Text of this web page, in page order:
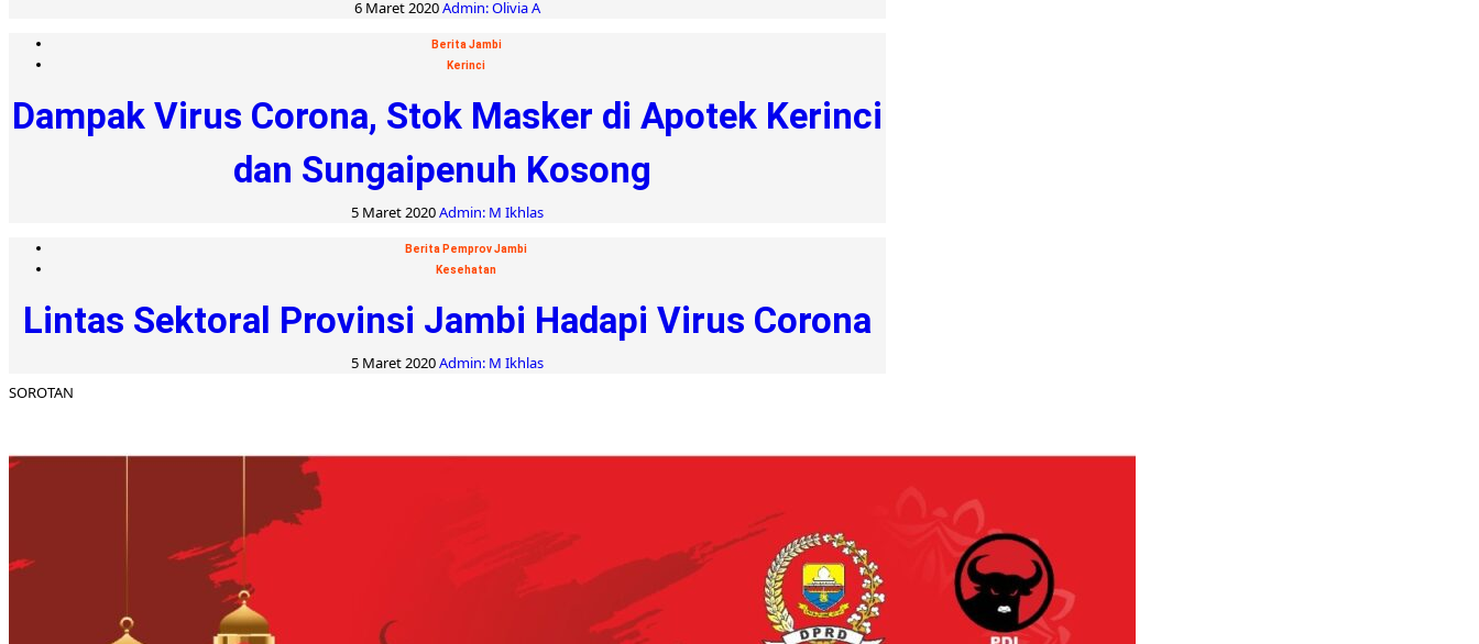
6 Maret 2020Admin: Olivia A
Berita Jambi
Kerinci
Dampak Virus Corona, Stok Masker di Apotek Kerinci
dan Sungaipenuh Kosong
5 Maret 2020Admin: M Ikhlas
Berita Pemprov Jambi
Kesehatan
Lintas Sektoral Provinsi Jambi Hadapi Virus Corona
5 Maret 2020Admin: M Ikhlas
SOROTAN